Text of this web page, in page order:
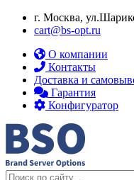
г. Москва,
cart@bs-opt.ru
О компании
Контакты
Доставка и
Гарантия
Конфигуратор